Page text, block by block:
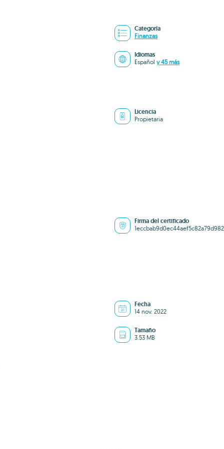
Categoría
Finanzas
Idiomas
Español y 45 más
Licencia
Propietaria
Firma del certificado
Fecha
14 nov. 2022
Tamaño
3.53 MB